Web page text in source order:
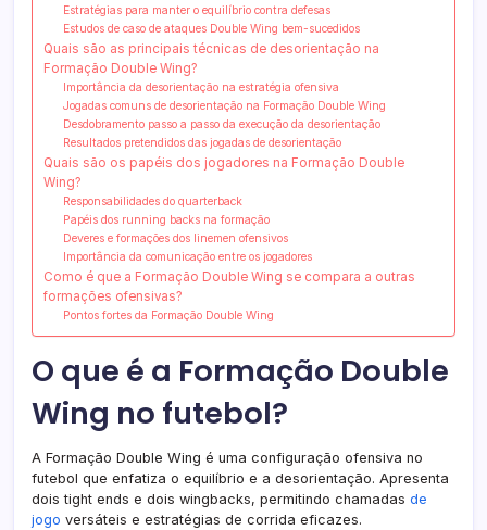
Estratégias para manter o equilíbrio contra defesas
Estudos de caso de ataques Double Wing bem-sucedidos
Quais são as principais técnicas de desorientação na
Formação Double Wing?
Importância da desorientação na estratégia ofensiva
Jogadas comuns de desorientação na Formação Double Wing
Desdobramento passo a passo da execução da desorientação
Resultados pretendidos das jogadas de desorientação
Quais são os papéis dos jogadores na Formação Double
Wing?
Responsabilidades do quarterback
Papéis dos running backs na formação
Deveres e formações dos linemen ofensivos
Importância da comunicação entre os jogadores
Como é que a Formação Double Wing se compara a outras
formações ofensivas?
Pontos fortes da Formação Double Wing
O que é a Formação Double
Wing no futebol?
A Formação Double Wing é uma configuração ofensiva no
futebol que enfatiza o equilíbrio e a desorientação. Apresenta
dois tight ends e dois wingbacks, permitindo chamadas de
jogo versáteis e estratégias de corrida eficazes.